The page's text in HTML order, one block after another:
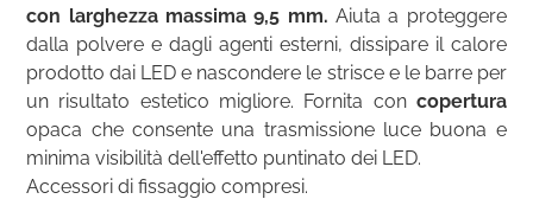
con larghezza massima 9,5 mm.Aiuta a proteggere
dalla polvere e dagli agenti esterni, dissipare il calore
prodotto dai LED e nascondere le strisce e le barre per
un risultato estetico migliore. Fornita con copertura
opaca che consente una trasmissione luce buona e
minima visibilità dell'effetto puntinato dei LED.
Accessori di fissaggio compresi.